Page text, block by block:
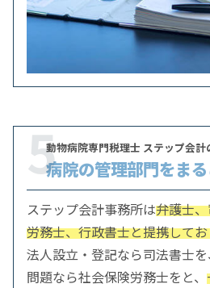
動物病院専門税理士 ステップ会計
5病院の管理部門をま
ステップ会計事務所は弁護士
労務士、行政書士と提携して
法人設立・登記なら司法書士
問題なら社会保険労務士をと、